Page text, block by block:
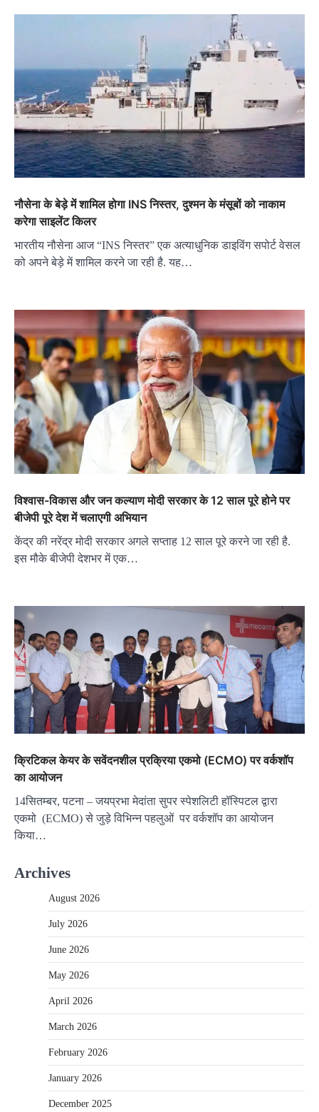
नौसेना के बेड़े में शामिल होगा INS निस्तर, दुश्मन के मंसूबों को नाकाम
करेगा साइलेंट किलर
भारतीय नौसेना आज “INS निस्तर” एक अत्याधुनिक डाइविंग सपोर्ट वेसल
को अपने बेड़े में शामिल करने जा रही है. यह…
विश्वास-विकास और जन कल्याण मोदी सरकार के 12 साल पूरे होने पर
बीजेपी पूरे देश में चलाएगी अभियान
केंद्र की नरेंद्र मोदी सरकार अगले सप्ताह 12 साल पूरे करने जा रही है.
इस मौके बीजेपी देशभर में एक…
क्रिटिकल केयर के सवेंदनशील प्रक्रिया एकमो (ECMO) पर वर्कशॉप
का आयोजन
14सितम्बर, पटना – जयप्रभा मेदांता सुपर स्पेशलिटी हॉस्पिटल द्वारा
एकमो (ECMO) से जुड़े विभिन्न पहलुओं पर वर्कशॉप का आयोजन
किया…
Archives
August 2026
July 2026
June 2026
May 2026
April 2026
March 2026
February 2026
January 2026
December 2025